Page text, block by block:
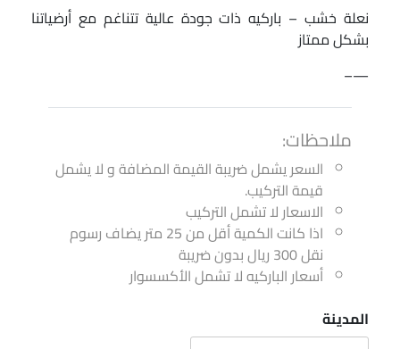
نعلة خشب – باركيه ذات جودة عالية تتناغم مع أرضياتنا
بشكل ممتاز
—–
ملاحظات:
السعر يشمل ضريبة القيمة المضافة و لا يشمل
قيمة التركيب.
الاسعار لا تشمل التركيب
اذا كانت الكمية أقل من 25 متر يضاف رسوم
نقل 300 ريال بدون ضريبة
أسعار الباركيه لا تشمل الأكسسوار
المدينة